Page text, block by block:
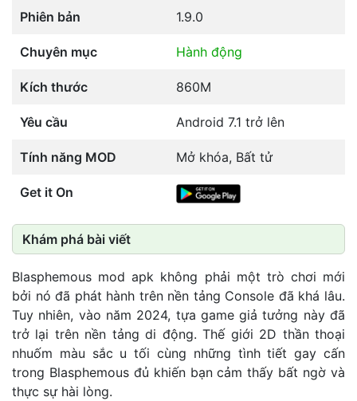
Phiên bản 1.9.0
Chuyên mục Hành động
Kích thước 860M
Yêu cầu Android 7.1 trở lên
Tính năng MOD Mở khóa, Bất tử
Get it On
Khám phá bài viết
Blasphemous mod apk không phải một trò chơi mới
bởi nó đã phát hành trên nền tảng Console đã khá lâu.
Tuy nhiên, vào năm 2024, tựa game giả tưởng này đã
trở lại trên nền tảng di động. Thế giới 2D thần thoại
nhuốm màu sắc u tối cùng những tình tiết gay cấn
trong Blasphemous đủ khiến bạn cảm thấy bất ngờ và
thực sự hài lòng.